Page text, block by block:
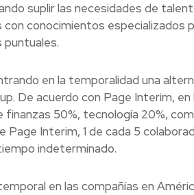
suplir las necesidades de
conocimientos especializados
en la temporalidad una
De acuerdo con Page Interim,
50%, tecnología 20%,
Interim, 1 de cada 5
indeterminado.
en las compañías en